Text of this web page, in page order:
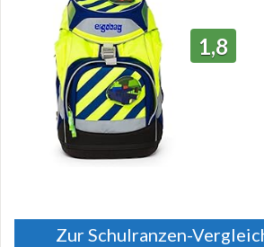
1,8
Zur Schulranzen-